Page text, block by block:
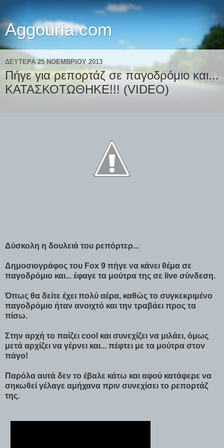
Aggouria.com
ΔΕΥΤΈΡΑ 25 ΝΟΕΜΒΡΊΟΥ 2013
Πήγε για ρεπορτάζ σε παγοδρόμιο και...
ΚΑΤΑΣΚΟΤΩΘΗΚΕ!!! (VIDEO)
Δύσκολη η δουλειά του ρεπόρτερ...
Δημοσιογράφος του Fox 9 πήγε να κάνει θέμα σε
παγοδρόμιο και... έφαγε τα μούτρα της σε live σύνδεση.
Όπως θα δείτε έχει πολύ αέρα, καθώς το συγκεκριμένο
παγοδρόμιο ήταν ανοιχτό και την τραβάει προς τα
πίσω.
Στην αρχή το παίζει cool και συνεχίζει να μιλάει, όμως
μετά αρχίζει να γέρνει και... πέφτει με τα μούτρα στον
πάγο!
Παρόλα αυτά δεν το έβαλε κάτω και αφού κατάφερε να
σηκωθεί γέλαγε αμήχανα πριν συνεχίσει το ρεπορτάζ
της.